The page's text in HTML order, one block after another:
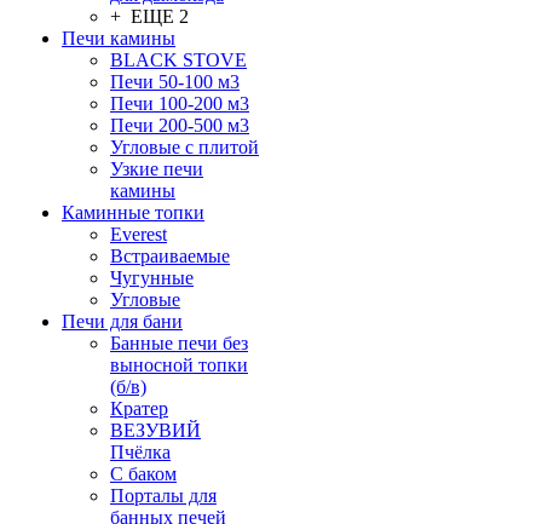
+ ЕЩЕ 2
Печи камины
BLACK STOVE
Печи 50-100 м3
Печи 100-200 м3
Печи 200-500 м3
Угловые с плитой
Узкие печи
камины
Каминные топки
Everest
Встраиваемые
Чугунные
Угловые
Печи для бани
Банные печи без
выносной топки
(б/в)
Кратер
ВЕЗУВИЙ
Пчёлка
С баком
Порталы для
банных печей